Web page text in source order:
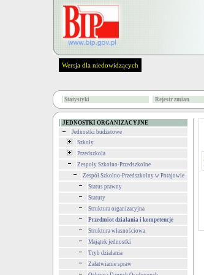
Wersja dla niedowidzących
Statystyki Rejestr zmian
JEDNOSTKI ORGANIZACYJNE
Jednostki budżetowe
Szkoły
Przedszkola
Zespoły Szkolno-Przedszkolne
Zespół Szkolno-Przedszkolny w Porajowie
Status prawny
Statuty
Struktura organizacyjna
Przedmiot działania i kompetencje
Struktura własnościowa
Majątek jednostki
Tryb działania
Załatwianie spraw